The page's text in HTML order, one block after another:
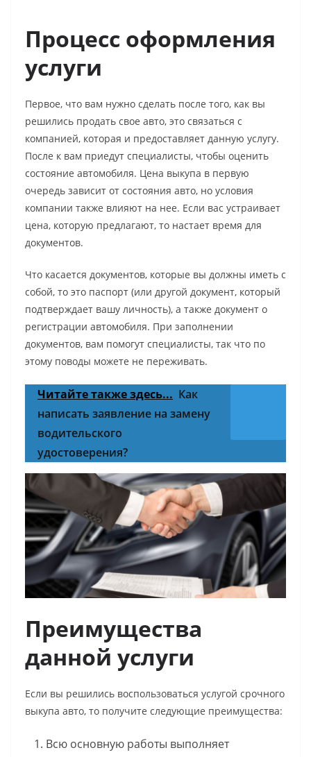
Процесс оформления
услуги
Первое, что вам нужно сделать после того, как вы
решились продать свое авто, это связаться с
компанией, которая и предоставляет данную услугу.
После к вам приедут специалисты, чтобы оценить
состояние автомобиля. Цена выкупа в первую
очередь зависит от состояния авто, но условия
компании также влияют на нее. Если вас устраивает
цена, которую предлагают, то настает время для
документов.
Что касается документов, которые вы должны иметь с
собой, то это паспорт (или другой документ, который
подтверждает вашу личность), а также документ о
регистрации автомобиля. При заполнении
документов, вам помогут специалисты, так что по
этому поводы можете не переживать.
Читайте также здесь... Как
написать заявление на замену
водительского
удостоверения?
Преимущества
данной услуги
Если вы решились воспользоваться услугой срочного
выкупа авто, то получите следующие преимущества:
Всю основную работы выполняет